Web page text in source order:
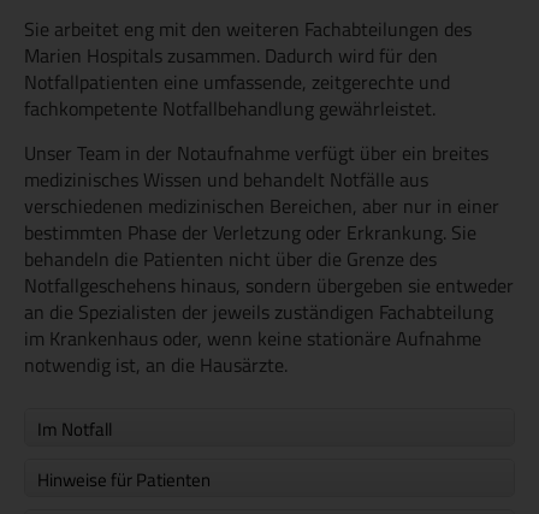
Sie arbeitet eng mit den weiteren Fachabteilungen des
Marien Hospitals zusammen. Dadurch wird für den
Notfallpatienten eine umfassende, zeitgerechte und
fachkompetente Notfallbehandlung gewährleistet.
Unser Team in der Notaufnahme verfügt über ein breites
medizinisches Wissen und behandelt Notfälle aus
verschiedenen medizinischen Bereichen, aber nur in einer
bestimmten Phase der Verletzung oder Erkrankung. Sie
behandeln die Patienten nicht über die Grenze des
Notfallgeschehens hinaus, sondern übergeben sie entweder
an die Spezialisten der jeweils zuständigen Fachabteilung
im Krankenhaus oder, wenn keine stationäre Aufnahme
notwendig ist, an die Hausärzte.
Im Notfall
Hinweise für Patienten